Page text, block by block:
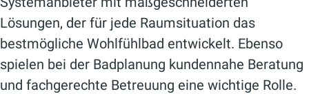
Lösungen, der für jede Raumsituation das
bestmögliche Wohlfühlbad entwickelt. Ebenso
spielen bei der Badplanung kundennahe Beratung
und fachgerechte Betreuung eine wichtige Rolle.